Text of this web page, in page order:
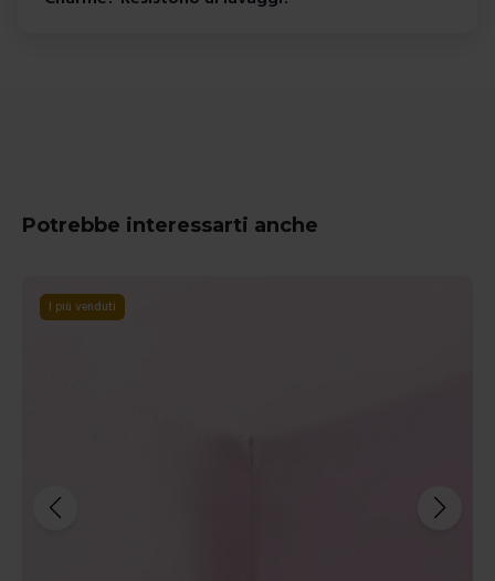
Potrebbe interessarti anche
I più venduti